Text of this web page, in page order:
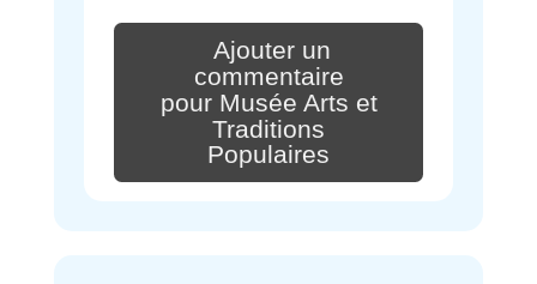
Ajouter un
commentaire
pour Musée Arts et
Traditions
Populaires